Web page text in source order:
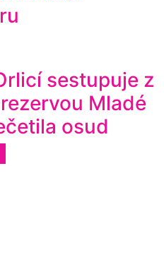
sestupuje z
Mladé
osud